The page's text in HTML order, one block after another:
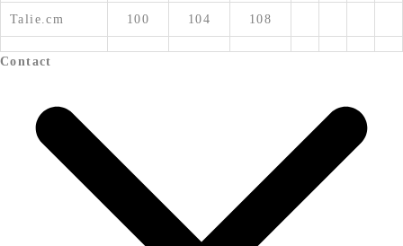
Talie.cm 100 104 108
Contact